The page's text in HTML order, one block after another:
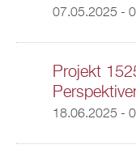
07.05.2025 -
Projekt
18.06.2025 -